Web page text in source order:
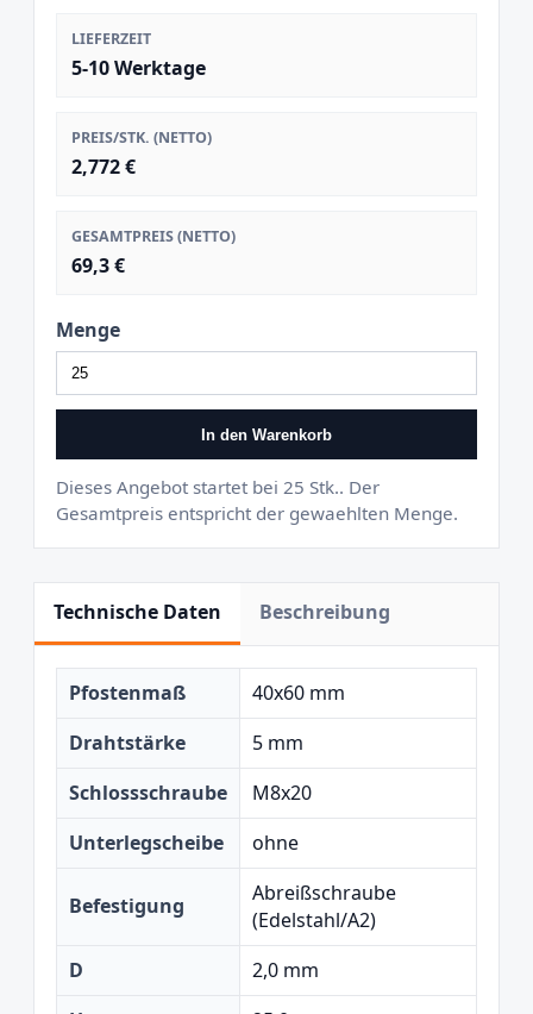
LIEFERZEIT
5-10 Werktage
PREIS/STK. (NETTO)
2,772 €
GESAMTPREIS (NETTO)
69,3 €
Menge
In den Warenkorb
Dieses Angebot startet bei 25 Stk.. Der
Gesamtpreis entspricht der gewaehlten Menge.
Technische Daten Beschreibung
Pfostenmaß
40x60 mm
Drahtstärke
5 mm
Schlossschraube
M8x20
Unterlegscheibe
ohne
Befestigung
Abreißschraube
(Edelstahl/A2)
D
2,0 mm